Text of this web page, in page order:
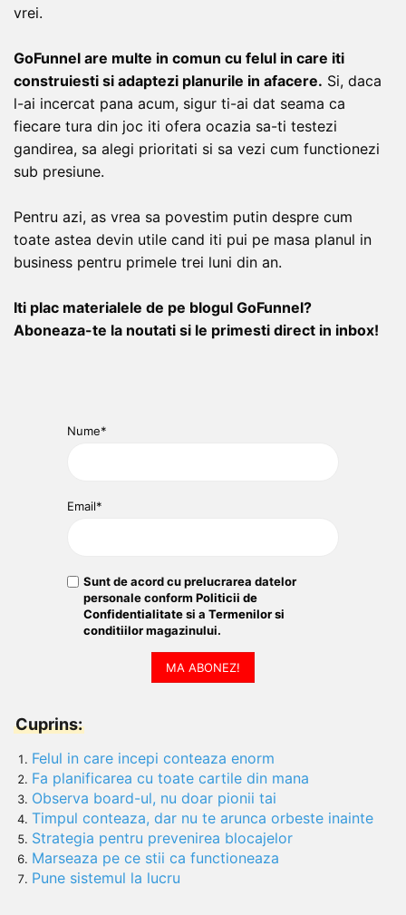
vrei.
GoFunnel are multe in comun cu felul in care iti
construiesti si adaptezi planurile in afacere. Si, daca
l-ai incercat pana acum, sigur ti-ai dat seama ca
fiecare tura din joc iti ofera ocazia sa-ti testezi
gandirea, sa alegi prioritati si sa vezi cum functionezi
sub presiune.
Pentru azi, as vrea sa povestim putin despre cum
toate astea devin utile cand iti pui pe masa planul in
business pentru primele trei luni din an.
Iti plac materialele de pe blogul GoFunnel?
Aboneaza-te la noutati si le primesti direct in inbox!
Nume*
Email*
Sunt de acord cu prelucrarea datelor
personale conform Politicii de
Confidentialitatesi a Termenilor si
conditiilormagazinului.
MA ABONEZ!
Cuprins:
Felul in care incepi conteaza enorm
Fa planificarea cu toate cartile din mana
Observa board-ul, nu doar pionii tai
Timpul conteaza, dar nu te arunca orbeste inainte
Strategia pentru prevenirea blocajelor
Marseaza pe ce stii ca functioneaza
Pune sistemul la lucru